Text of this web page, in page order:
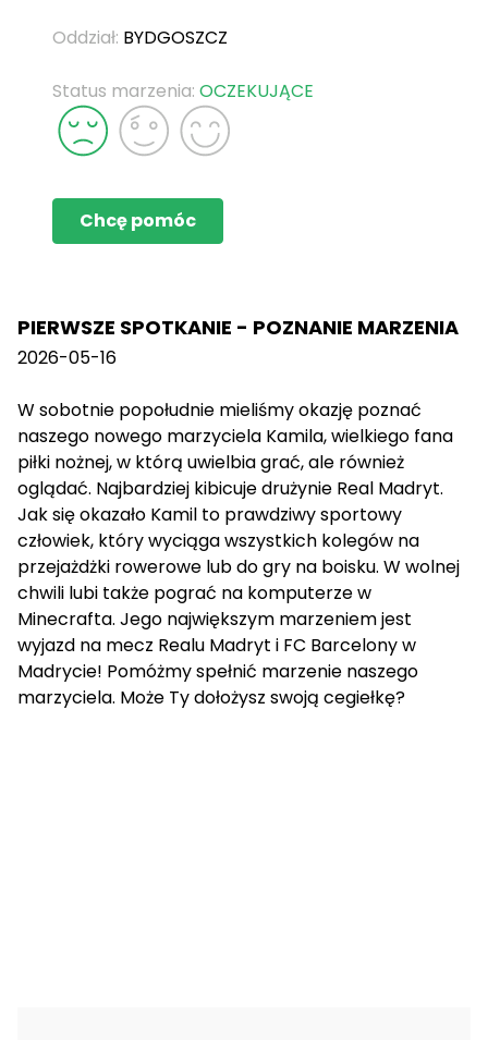
Oddział: BYDGOSZCZ
Status marzenia: OCZEKUJĄCE
Chcę pomóc
PIERWSZE SPOTKANIE - POZNANIE MARZENIA
2026-05-16
W sobotnie popołudnie mieliśmy okazję poznać
naszego nowego marzyciela Kamila, wielkiego fana
piłki nożnej, w którą uwielbia grać, ale również
oglądać. Najbardziej kibicuje drużynie Real Madryt.
Jak się okazało Kamil to prawdziwy sportowy
człowiek, który wyciąga wszystkich kolegów na
przejażdżki rowerowe lub do gry na boisku. W wolnej
chwili lubi także pograć na komputerze w
Minecrafta. Jego największym marzeniem jest
wyjazd na mecz Realu Madryt i FC Barcelony w
Madrycie! Pomóżmy spełnić marzenie naszego
marzyciela. Może Ty dołożysz swoją cegiełkę?